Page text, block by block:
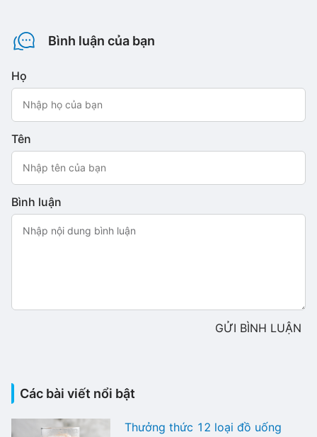
Bình luận của bạn
Họ
Tên
Bình luận
GỬI BÌNH LUẬN
Các bài viết nổi bật
Thưởng thức 12 loại đồ uống